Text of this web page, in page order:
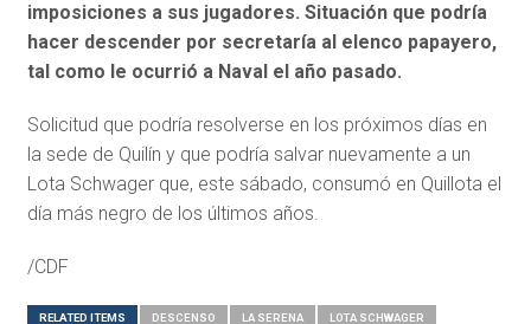
imposiciones a sus jugadores. Situación que podría
hacer descender por secretaría al elenco papayero,
tal como le ocurrió a Naval el año pasado.
Solicitud que podría resolverse en los próximos días en
la sede de Quilín y que podría salvar nuevamente a un
Lota Schwager que, este sábado, consumó en Quillota el
día más negro de los últimos años.
/CDF
RELATED ITEMS DESCENSO LA SERENA LOTA SCHWAGER